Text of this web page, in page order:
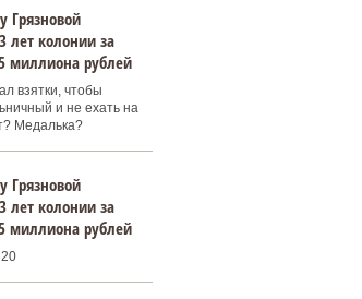
Грязновой
лет колонии за
миллиона рублей
взятки, чтобы
и не ехать на
Медалька?
Грязновой
лет колонии за
миллиона рублей